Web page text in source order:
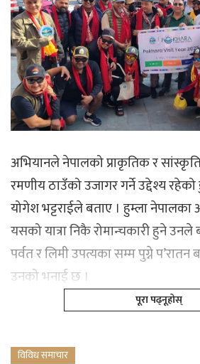
अभियानले नेपालको प्राकृतिक र
रमणीय ठाउँको उजागर गर्ने उद्देश्य
योगेश भट्टराईले बताए । हुम्ला नेपालका
यसको यात्रा निकै रोमान्चकारी हुने
पर्वत र लिमी उपत्यका सम्म पुग्ने प’रातन
उनको भनाई छ ।
पूरा पढ्नूहोस्
विविध समाचार